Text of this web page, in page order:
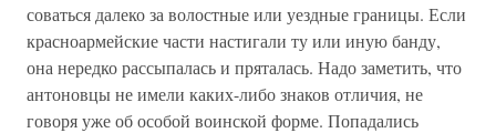
соваться далеко за волостные или уездные границы. Если
красноармейские части настигали ту или иную банду,
она нередко рассыпалась и пряталась. Надо заметить, что
антоновцы не имели каких-либо знаков отличия, не
говоря уже об особой воинской форме. Попадались